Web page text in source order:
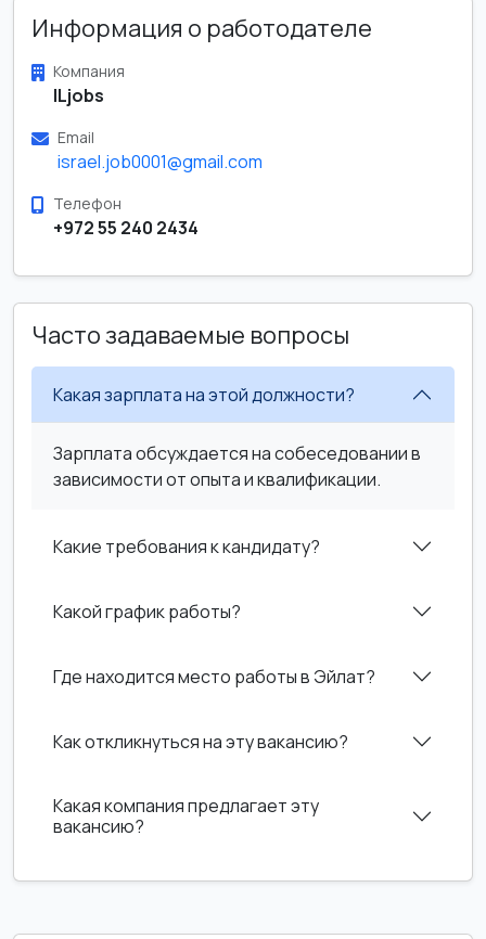
Информация о работодателе
Компания
ILjobs
Email
israel.job0001@gmail.com
Телефон
+972 55 240 2434
Часто задаваемые вопросы
Какая зарплата на этой должности?
Зарплата обсуждается на собеседовании в
зависимости от опыта и квалификации.
Какие требования к кандидату?
Какой график работы?
Где находится место работы в Эйлат?
Как откликнуться на эту вакансию?
Какая компания предлагает эту
вакансию?